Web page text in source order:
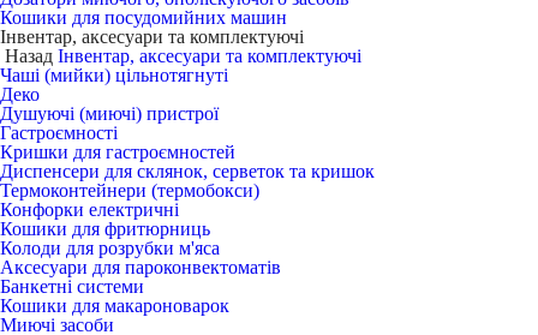
Кошики для посудомийних машин
Інвентар, аксесуари та комплектуючі
Назад Інвентар, аксесуари та комплектуючі
Чаші (мийки) цільнотягнуті
Деко
Душуючі (миючі) пристрої
Гастроємності
Кришки для гастроємностей
Диспенсери для склянок, серветок та кришок
Термоконтейнери (термобокси)
Конфорки електричні
Кошики для фритюрниць
Колоди для розрубки м'яса
Аксесуари для пароконвектоматів
Банкетні системи
Кошики для макароноварок
Миючі засоби